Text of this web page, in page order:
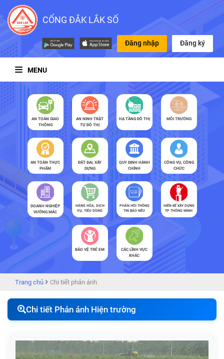
CỔNG ĐẮK LẮK SỐ
Đăng nhập Đăng ký
MENU
AN TOÀN GIAO
THÔNG
AN NINH TRẬT
TỰ ĐÔ THỊ
HẠ TẦNG ĐÔ THỊ MÔI TRƯỜNG
AN TOÀN THỰC
PHẨM
ĐẤT ĐAI, XÂY
DỰNG
QUY ĐỊNH HÀNH
CHÍNH
CÔNG VỤ, CÔNG
CHỨC
DOANH NGHIỆP
VƯỚNG MẮC
HÀNG HÓA, DỊCH
VỤ, TIÊU DÙNG
PHẢN HỒI THÔNG
TIN BÁO NÊU
HIẾN KẾ XÂY DỰNG
TP THÔNG MINH
BẢO VỆ TRẺ EM
CÁC LĨNH VỰC
KHÁC
Trang chủ Chi tiết phản ánh
Chi tiết Phản ánh Hiện trường